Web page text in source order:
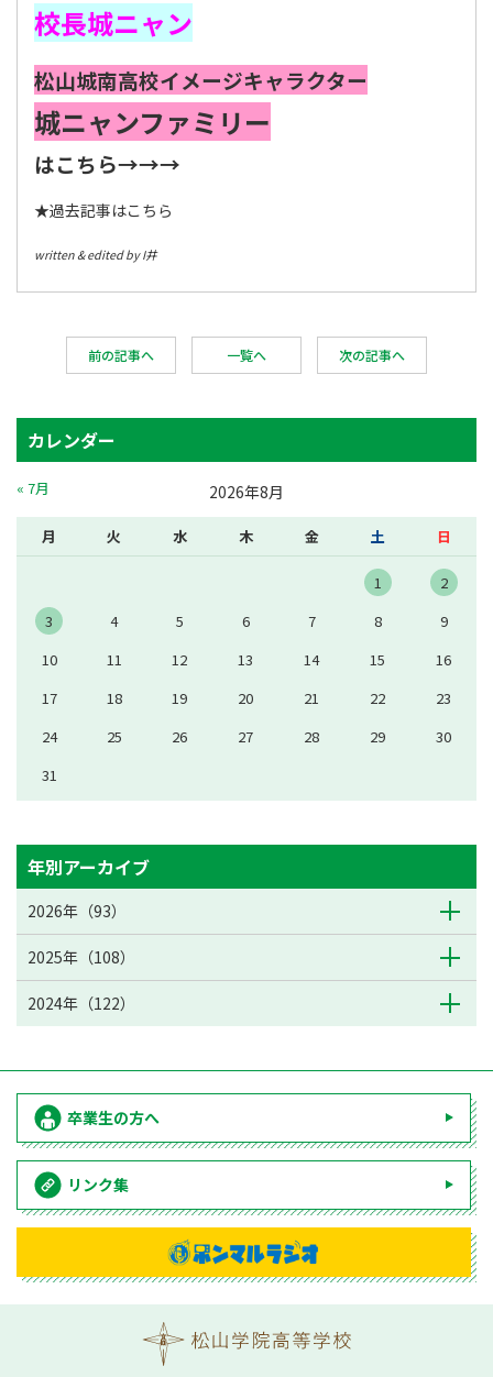
校長城ニャン
松山城南高校イメージキャラクター
城ニャンファミリー
はこちら→→→
★過去記事はこちら
written & edited by I井
前の記事へ 一覧へ 次の記事へ
カレンダー
2026年8月
月 火 水 木 金 土 日
1
2
3
4 5 6 7 8
9
10
11 12 13 14 15
16
17
18 19 20 21 22
23
24
25 26 27 28 29
30
31
« 7月
年別アーカイブ
2026年（93）
2025年（108）
2024年（122）
卒業生の方へ
リンク集